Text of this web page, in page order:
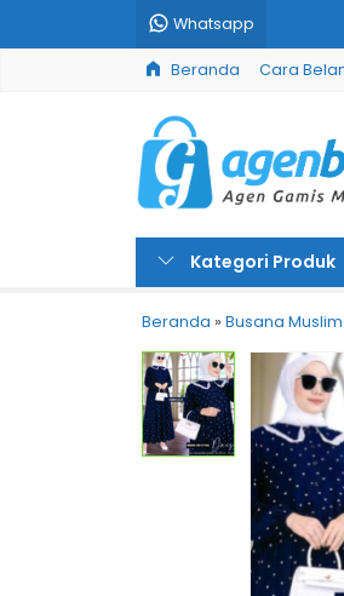
Whatsapp
Beranda Cara
Kategori Produk
Beranda » Busana